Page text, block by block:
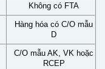
Không có FTA
Hàng hóa có C/O mẫu
D
C/O mẫu AK, VK hoặc
RCEP